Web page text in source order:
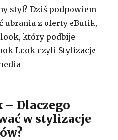
styl? Dziś podpowiem
ubrania z oferty eButik,
look, który podbije
Look czyli Stylizacje
– Dlaczego
w stylizacje